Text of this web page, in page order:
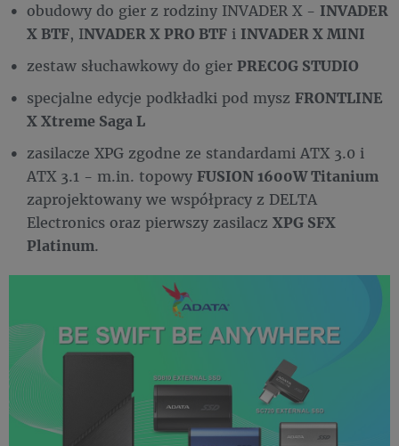
obudowy do gier z rodziny INVADER X - INVADER
X BTF, INVADER X PRO BTF i INVADER X MINI
zestaw słuchawkowy do gier PRECOG STUDIO
specjalne edycje podkładki pod mysz FRONTLINE
X Xtreme Saga L
zasilacze XPG zgodne ze standardami ATX 3.0 i
ATX 3.1 - m.in. topowy FUSION 1600W Titanium
zaprojektowany we współpracy z DELTA
Electronics oraz pierwszy zasilacz XPG SFX
Platinum.